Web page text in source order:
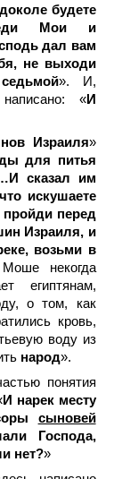
будете
Мои и
дал вам
не выходи
». И,
«И
Израиля»
для питья
сказал им
искушаете
перед
Израиля, и
возьми в
некогда
египтянам,
о том, как
кровь,
воду из
народ».
понятия
И нарек месту
сыновей
Господа,
нет?»